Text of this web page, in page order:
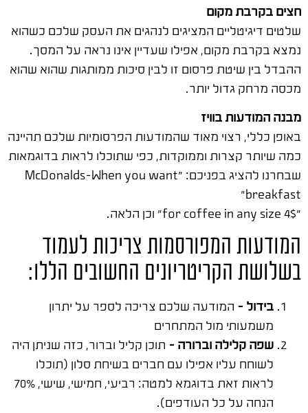
חצים בקרבת מקום
שלטים דיגיטליים המציגים לנהגים את העסק שלכם כשהוא
נמצא בקרבת מקום, אפילו שעדיין אינו נראה על המסך.
ההבדל בין שיטת פרסום זו לבין סיכות ממותגות שהוא שהוא
מכסה מרחק גדול יותר.
מבנה המודעות בוויז
באופן כללי, רצוי מאוד שהמודעות הפרסומיות שלכם תהיינה
כמה שיותר קצרות וממוקדות, כפי שתוכלו לראות בדוגמאות
שבחרנו להציג בפניכם: "McDonalds-When you want
breakfast"
"4$ for coffee in any size" וכן הלאה.
המודעות המפורסמות צריכות לעמוד
בשלושת הקריטריונים החשובים הללו:
בידול – המודעה שלכם צריכה לספר על יתרון
משמעותי מול המתחרים
שפה קלילה וברורה – תוכן קליל וברור, כזה שניתן היה
לשוחח עליו אפילו עם חברים בשיחת סלון (תוכלו
לראות זאת בדוגמא למטה: רביעי, חמישי, שישי, 70%
הנחה על כל העודפים).